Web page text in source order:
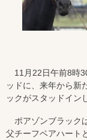
11月22日午前8時
ッドに、来年から新
ックがスタッドイン
ポアゾンブラック
父チーフベアハート